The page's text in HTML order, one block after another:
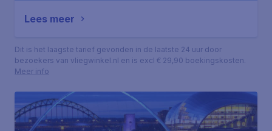
Lees meer
Dit is het laagste tarief gevonden in de laatste 24 uur door
bezoekers van vliegwinkel.nl en is excl € 29,90 boekingskosten.
Meer info